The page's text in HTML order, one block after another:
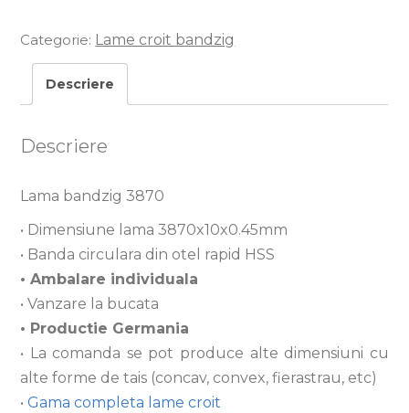
Categorie: Lame croit bandzig
Descriere
Descriere
Lama bandzig 3870
• Dimensiune lama 3870x10x0.45mm
• Banda circulara din otel rapid HSS
• Ambalare individuala
• Vanzare la bucata
• Productie Germania
• La comanda se pot produce alte dimensiuni cu
alte forme de tais (concav, convex, fierastrau, etc)
•Gama completa lame croit